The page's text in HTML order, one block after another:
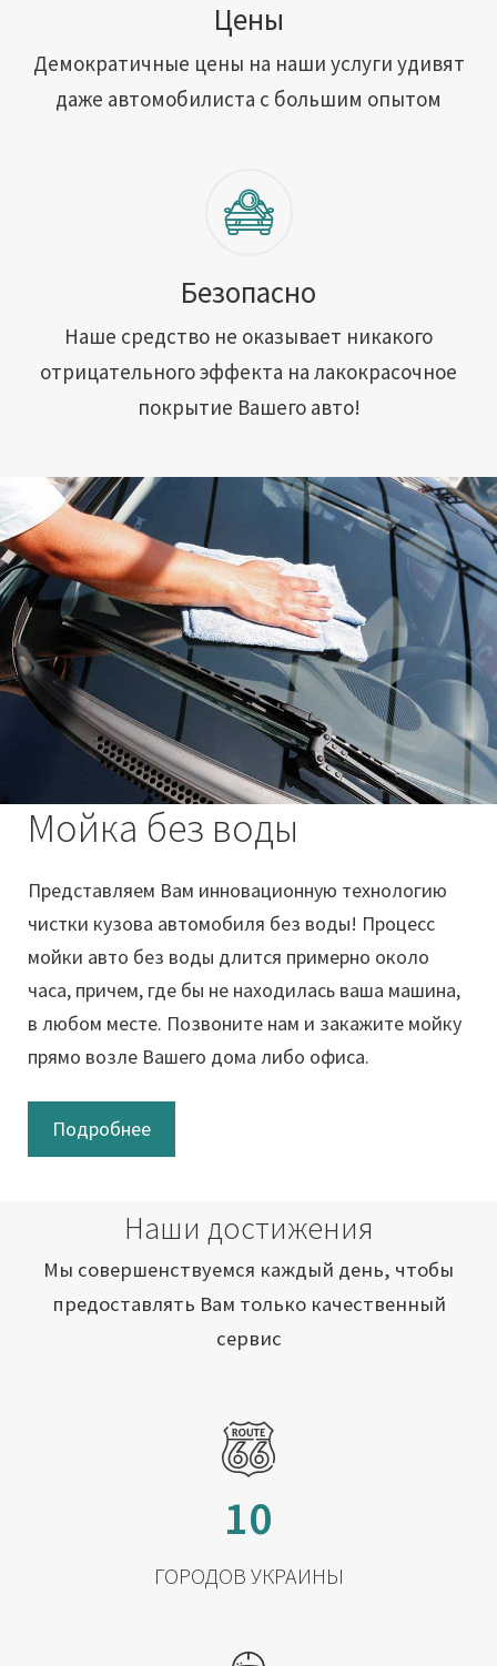
Цены
Демократичные цены на наши услуги удивят
даже автомобилиста с большим опытом
Безопасно
Наше средство не оказывает никакого
отрицательного эффекта на лакокрасочное
покрытие Вашего авто!
Мойка без воды
Представляем Вам инновационную технологию
чистки кузова автомобиля без воды! Процесс
мойки авто без воды длится примерно около
часа, причем, где бы не находилась ваша машина,
в любом месте. Позвоните нам и закажите мойку
прямо возле Вашего дома либо офиса.
Подробнее
Наши достижения
Мы совершенствуемся каждый день, чтобы
предоставлять Вам только качественный
сервис
10
ГОРОДОВ УКРАИНЫ